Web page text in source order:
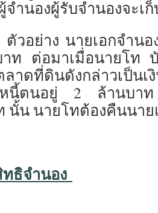
ำนองผู้รับจำนองจะเก็
ายเอกจำนองที่ดิ
ท ต่อมาเมื่อนายโท บั
าดที่ดินดังกล่าวเป็น
หนี้ตนอยู่ 2 ล้านบาท
นั้น นายโทต้องคืนนาย
ธิจำนอง